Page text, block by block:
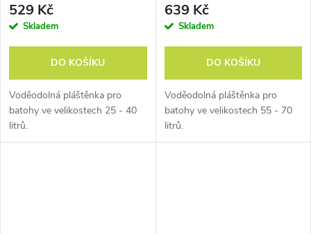
529 Kč
Skladem
DO KOŠÍKU
Voděodolná pláštěnka pro
batohy ve velikostech 25 - 40
litrů.
639 Kč
Skladem
DO KOŠÍKU
Voděodolná pláštěnka pro
batohy ve velikostech 55 - 70
litrů.